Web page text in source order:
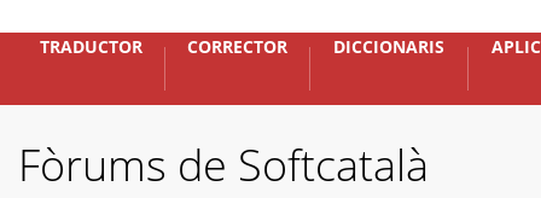
TRADUCTOR CORRECTOR DICCIONARIS
Fòrums de Softcatalà